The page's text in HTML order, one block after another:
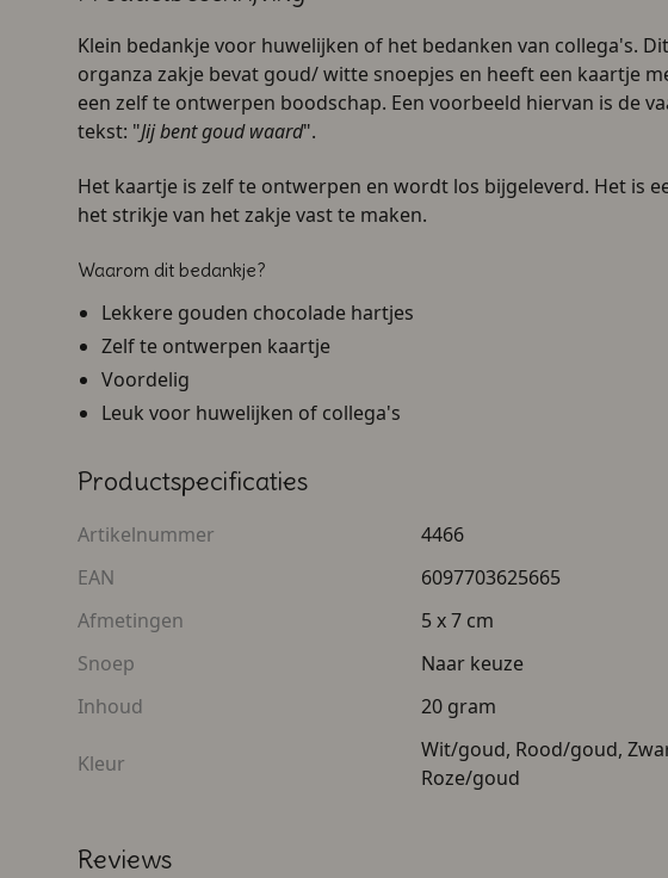
Klein bedankje voor huwelijken of het bedanken van collega's.
organza zakje bevat goud/ witte snoepjes en heeft een kaartje
een zelf te ontwerpen boodschap. Een voorbeeld hiervan is de
tekst: "Jij bent goud waard".
Het kaartje is zelf te ontwerpen en wordt los bijgeleverd. Het is
het strikje van het zakje vast te maken.
Waarom dit bedankje?
Lekkere gouden chocolade hartjes
Zelf te ontwerpen kaartje
Voordelig
Leuk voor huwelijken of collega's
Productspecificaties
Artikelnummer
4466
EAN
6097703625665
Afmetingen
5 x 7 cm
Snoep
Naar keuze
Inhoud
20 gram
Kleur
Wit/goud, Rood/goud,
Roze/goud
Reviews